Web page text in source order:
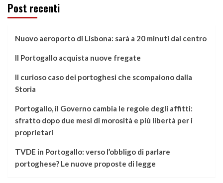
Post recenti
Nuovo aeroporto di Lisbona: sarà a 20 minuti dal centro
Il Portogallo acquista nuove fregate
Il curioso caso dei portoghesi che scompaiono dalla
Storia
Portogallo, il Governo cambia le regole degli affitti:
sfratto dopo due mesi di morosità e più libertà per i
proprietari
TVDE in Portogallo: verso l’obbligo di parlare
portoghese? Le nuove proposte di legge